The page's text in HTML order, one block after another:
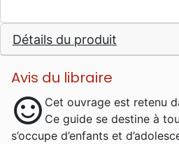
Détails du produit
Avis du libraire
sentiment_satisfied Cet ouvrage est retenu
Ce guide se destine à
s’occupe d’enfants et